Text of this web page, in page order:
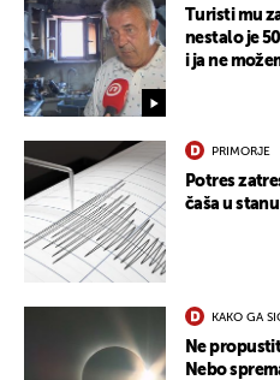
Turisti mu
nestalo je
i ja ne
PRIMORJE
Potres
čaša u
KAKO GA
Ne
Nebo